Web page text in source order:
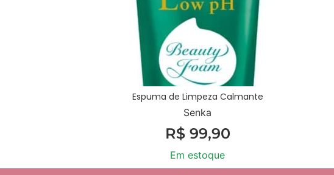
Espuma de Limpeza Calmante
Senka
R$99,90
Em estoque